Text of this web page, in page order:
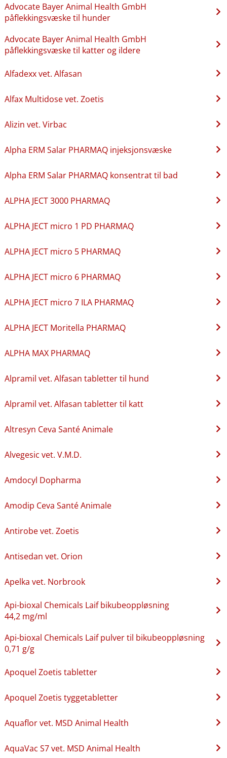
Advocate Bayer Animal Health GmbH
påflekkingsvæske til hunder
Advocate Bayer Animal Health GmbH
påflekkingsvæske til katter og ildere
Alfadexx vet. Alfasan
Alfax Multidose vet. Zoetis
Alizin vet. Virbac
Alpha ERM Salar PHARMAQ injeksjonsvæske
Alpha ERM Salar PHARMAQ konsentrat til bad
ALPHA JECT 3000 PHARMAQ
ALPHA JECT micro 1 PD PHARMAQ
ALPHA JECT micro 5 PHARMAQ
ALPHA JECT micro 6 PHARMAQ
ALPHA JECT micro 7 ILA PHARMAQ
ALPHA JECT Moritella PHARMAQ
ALPHA MAX PHARMAQ
Alpramil vet. Alfasan tabletter til hund
Alpramil vet. Alfasan tabletter til katt
Altresyn Ceva Santé Animale
Alvegesic vet. V.M.D.
Amdocyl Dopharma
Amodip Ceva Santé Animale
Antirobe vet. Zoetis
Antisedan vet. Orion
Apelka vet. Norbrook
Api-bioxal Chemicals Laif bikubeoppløsning
44,2 mg/ml
Api-bioxal Chemicals Laif pulver til bikubeoppløsning
0,71 g/g
Apoquel Zoetis tabletter
Apoquel Zoetis tyggetabletter
Aquaflor vet. MSD Animal Health
AquaVac S7 vet. MSD Animal Health